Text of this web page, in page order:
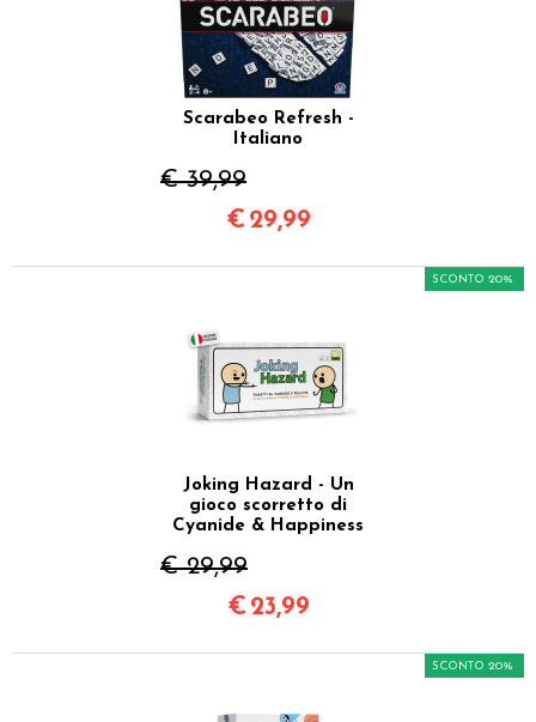
Scarabeo Refresh -
Italiano
€ 39,99
€ 29,99
Joking Hazard - Un
gioco scorretto di
Cyanide & Happiness
€ 29,99
SCONTO 20%
€ 23,99
SCONTO 20%